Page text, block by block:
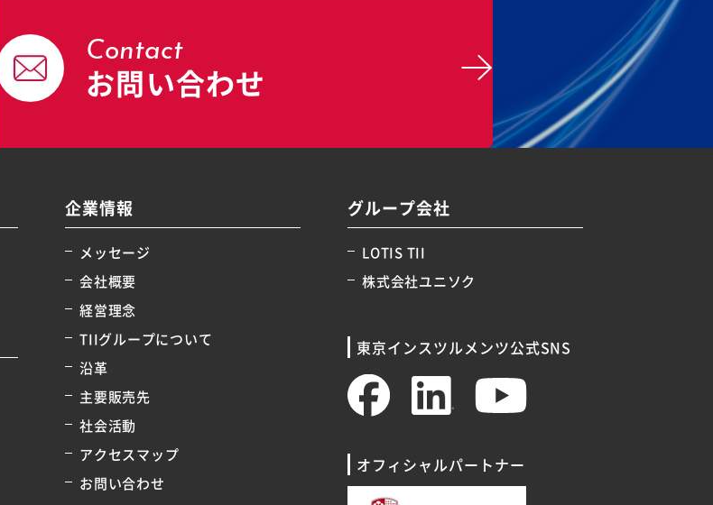
Contact
お問い合わせ
企業情報
メッセージ
会社概要
経営理念
TIIグループについて
沿革
主要販売先
社会活動
アクセスマップ
お問い合わせ
グループ会社
LOTIS TII
株式会社ユニソク
東京インスツルメンツ公式SNS
オフィシャルパートナー